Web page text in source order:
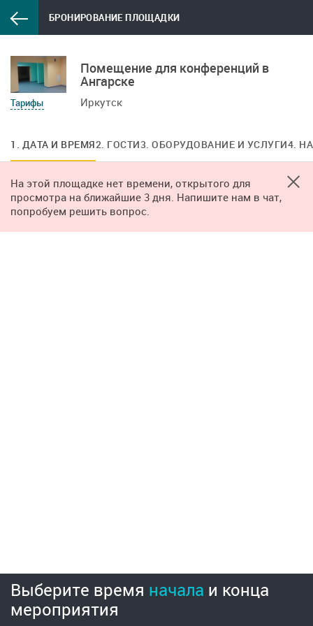
БРОНИРОВАНИЕ ПЛОЩАДКИ
Выберите время начала и конца
мероприятия
Тарифы
Помещение для конференций в
Ангарске
Иркутск
1. ДАТА И ВРЕМЯ2. ГОСТИ3. ОБОРУДОВАНИЕ И УСЛУГИ4.
На этой площадке нет времени, открытого для
просмотра на ближайшие 3 дня. Напишите нам в чат,
попробуем решить вопрос.